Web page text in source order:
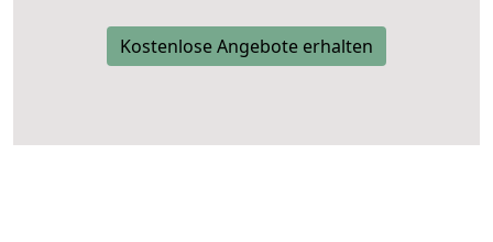
Kostenlose Angebote erhalten